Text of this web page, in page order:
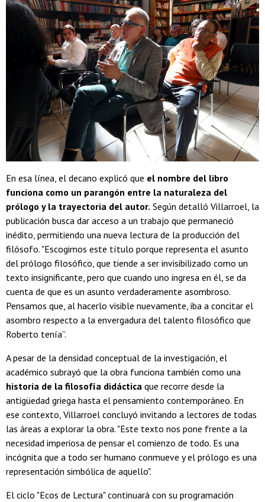
En esa línea, el decano explicó que el nombre del libro
funciona como un parangón entre la naturaleza del
prólogo y la trayectoria del autor. Según detalló Villarroel, la
publicación busca dar acceso a un trabajo que permaneció
inédito, permitiendo una nueva lectura de la producción del
filósofo. "Escogimos este título porque representa el asunto
del prólogo filosófico, que tiende a ser invisibilizado como un
texto insignificante, pero que cuando uno ingresa en él, se da
cuenta de que es un asunto verdaderamente asombroso.
Pensamos que, al hacerlo visible nuevamente, iba a concitar el
asombro respecto a la envergadura del talento filosófico que
Roberto tenía”.
A pesar de la densidad conceptual de la investigación, el
académico subrayó que la obra funciona también como una
historia de la filosofía didáctica que recorre desde la
antigüedad griega hasta el pensamiento contemporáneo. En
ese contexto, Villarroel concluyó invitando a lectores de todas
las áreas a explorar la obra. "Este texto nos pone frente a la
necesidad imperiosa de pensar el comienzo de todo. Es una
incógnita que a todo ser humano conmueve y el prólogo es una
representación simbólica de aquello".
El ciclo "Ecos de Lectura" continuará con su programación